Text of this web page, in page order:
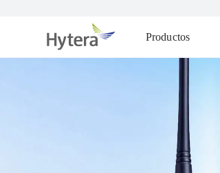
Productos